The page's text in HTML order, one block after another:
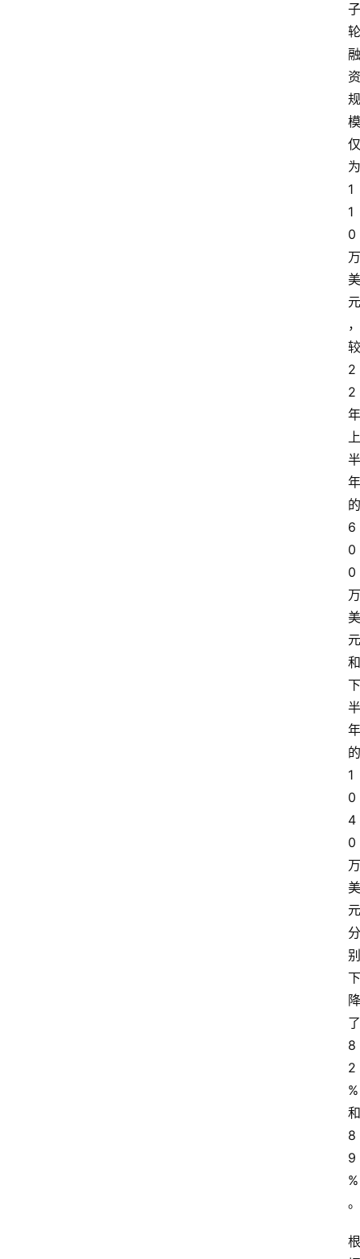
子
轮
融
资
规
模
仅
为
1
1
0
万
美
元
，
较
2
2
年
上
半
年
的
6
0
0
万
美
元
和
下
半
年
的
1
0
4
0
万
美
元
分
别
下
降
了
8
2
%
和
8
9
%
。
根